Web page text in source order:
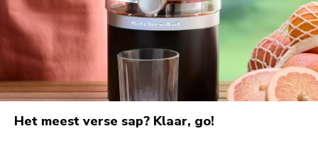
Het meest verse sap? Klaar, go!